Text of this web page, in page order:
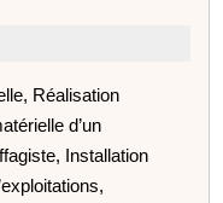
Réalisation
d’un
Installation